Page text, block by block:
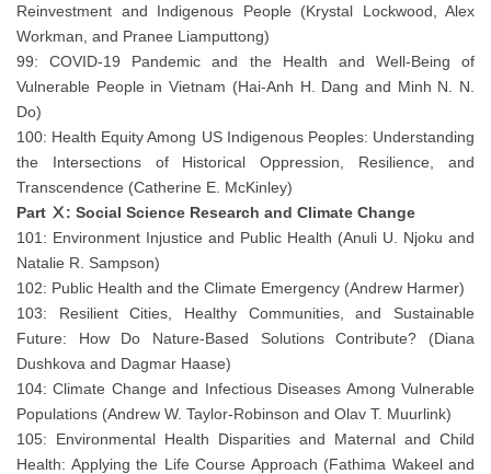
Reinvestment and Indigenous People (Krystal Lockwood, Alex
Workman, and Pranee Liamputtong)
99: COVID-19 Pandemic and the Health and Well-Being of
Vulnerable People in Vietnam (Hai-Anh H. Dang and Minh N. N.
Do)
100: Health Equity Among US Indigenous Peoples: Understanding
the Intersections of Historical Oppression, Resilience, and
Transcendence (Catherine E. McKinley)
Part Ⅹ: Social Science Research and Climate Change
101: Environment Injustice and Public Health (Anuli U. Njoku and
Natalie R. Sampson)
102: Public Health and the Climate Emergency (Andrew Harmer)
103: Resilient Cities, Healthy Communities, and Sustainable
Future: How Do Nature-Based Solutions Contribute? (Diana
Dushkova and Dagmar Haase)
104: Climate Change and Infectious Diseases Among Vulnerable
Populations (Andrew W. Taylor-Robinson and Olav T. Muurlink)
105: Environmental Health Disparities and Maternal and Child
Health: Applying the Life Course Approach (Fathima Wakeel and